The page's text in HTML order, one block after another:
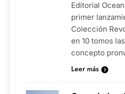
Editorial
primer
Colección
en 10 tomos
concepto
Leer más